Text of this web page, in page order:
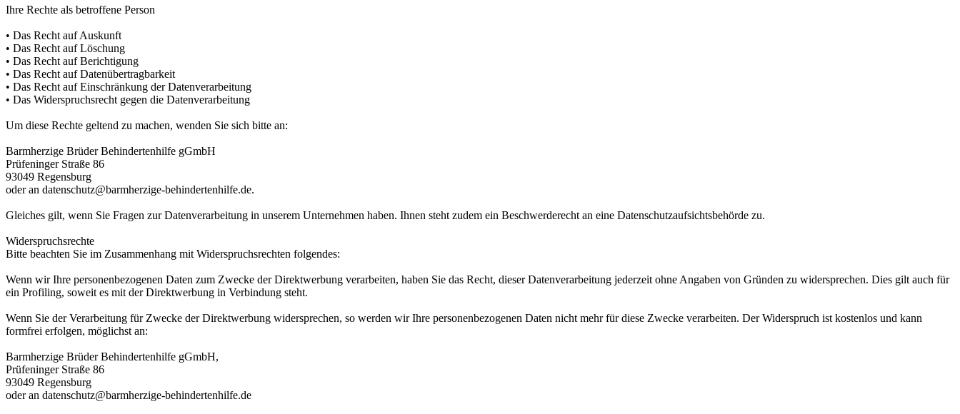
Ihre Rechte als betroffene Person
• Das Recht auf Auskunft
• Das Recht auf Löschung
• Das Recht auf Berichtigung
• Das Recht auf Datenübertragbarkeit
• Das Recht auf Einschränkung der Datenverarbeitung
• Das Widerspruchsrecht gegen die Datenverarbeitung
Um diese Rechte geltend zu machen, wenden Sie sich bitte an:
Barmherzige Brüder Behindertenhilfe gGmbH
Prüfeninger Straße 86
93049 Regensburg
oder an datenschutz@barmherzige-behindertenhilfe.de.
Gleiches gilt, wenn Sie Fragen zur Datenverarbeitung in unserem Unternehmen haben. Ihnen steht zudem ein Beschwerderecht an eine Datenschutzaufsichtsbehörde zu.
Widerspruchsrechte
Bitte beachten Sie im Zusammenhang mit Widerspruchsrechten folgendes:
Wenn wir Ihre personenbezogenen Daten zum Zwecke der Direktwerbung verarbeiten, haben Sie das Recht, dieser Datenverarbeitung jederzeit ohne Angaben von Gründen zu widersprechen. Dies gilt auch für
ein Profiling, soweit es mit der Direktwerbung in Verbindung steht.
Wenn Sie der Verarbeitung für Zwecke der Direktwerbung widersprechen, so werden wir Ihre personenbezogenen Daten nicht mehr für diese Zwecke verarbeiten. Der Widerspruch ist kostenlos und kann
formfrei erfolgen, möglichst an:
Barmherzige Brüder Behindertenhilfe gGmbH,
Prüfeninger Straße 86
93049 Regensburg
oder an datenschutz@barmherzige-behindertenhilfe.de